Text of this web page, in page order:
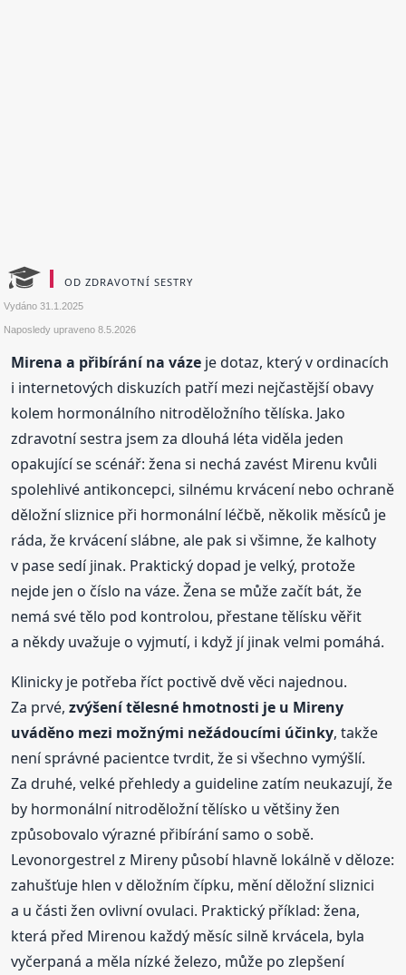
OD ZDRAVOTNÍ SESTRY
Vydáno31.1.2025
Naposledy upraveno8.5.2026
Mirena a přibírání na váze je dotaz, který v ordinacích
i internetových diskuzích patří mezi nejčastější obavy
kolem hormonálního nitroděložního tělíska. Jako
zdravotní sestra jsem za dlouhá léta viděla jeden
opakující se scénář: žena si nechá zavést Mirenu kvůli
spolehlivé antikoncepci, silnému krvácení nebo ochraně
děložní sliznice při hormonální léčbě, několik měsíců je
ráda, že krvácení slábne, ale pak si všimne, že kalhoty
v pase sedí jinak. Praktický dopad je velký, protože
nejde jen o číslo na váze. Žena se může začít bát, že
nemá své tělo pod kontrolou, přestane tělísku věřit
a někdy uvažuje o vyjmutí, i když jí jinak velmi pomáhá.
Klinicky je potřeba říct poctivě dvě věci najednou.
Za prvé,zvýšení tělesné hmotnosti je u Mireny
uváděno mezi možnými nežádoucími účinky, takže
není správné pacientce tvrdit, že si všechno vymýšlí.
Za druhé, velké přehledy a guideline zatím neukazují, že
by hormonální nitroděložní tělísko u většiny žen
způsobovalo výrazné přibírání samo o sobě.
Levonorgestrel z Mireny působí hlavně lokálně v děloze:
zahušťuje hlen v děložním čípku, mění děložní sliznici
a u části žen ovlivní ovulaci. Praktický příklad: žena,
která před Mirenou každý měsíc silně krvácela, byla
vyčerpaná a měla nízké železo, může po zlepšení